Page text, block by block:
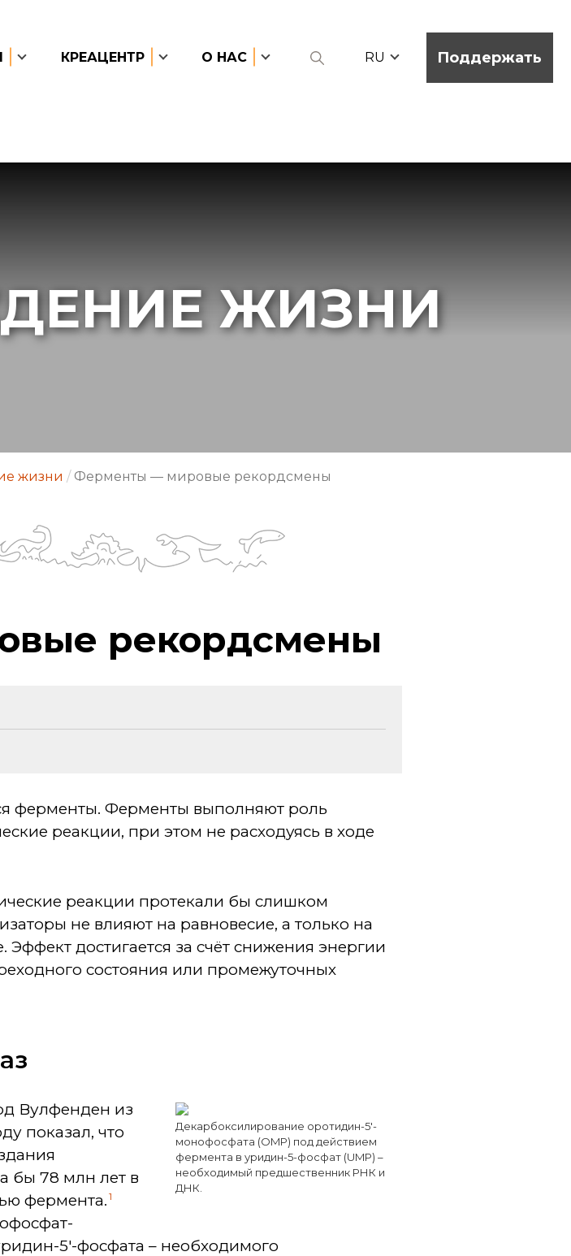
КРЕАЦЕНТР О НАС RU Поддержать
ЖИЗНИ
жизни / Ферменты — мировые рекордсмены
рекордсмены
ферменты. Ферменты выполняют роль
реакции, при этом не расходуясь в ходе
реакции протекали бы слишком
не влияют на равновесие, а только на
Эффект достигается за счёт снижения энергии
состояния или промежуточных
Декарбоксилирование оротидин-5'-
монофосфата (OMP) под действием
фермента в уридин-5-фосфат (UMP) –
необходимый предшественник РНК и
ДНК.
Вулфенден из
показал, что
бы 78 млн лет в
фермента. 1
5'-фосфата – необходимого